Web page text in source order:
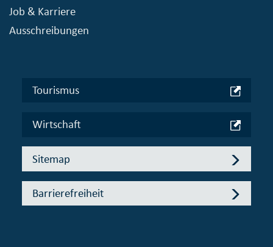
Job & Karriere
Ausschreibungen
Tourismus
Wirtschaft
Sitemap
Barrierefreiheit